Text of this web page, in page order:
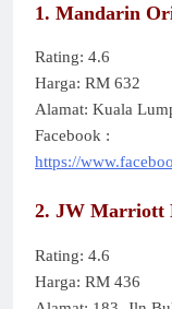
1. Mandarin
Rating: 4.6
Harga: RM 632
Alamat: Kuala
Facebook :
https://
2. JW Marriott
Rating: 4.6
Harga: RM 436